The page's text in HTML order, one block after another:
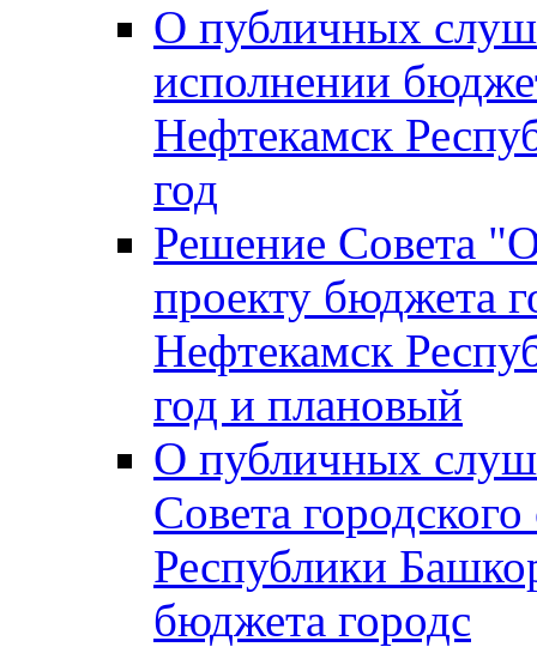
О публичных
исполнении
Нефтекамск
год
Решение Совета
проекту бюджета
Нефтекамск
год и плановый
О публичных
Совета
Республики
бюджета городс